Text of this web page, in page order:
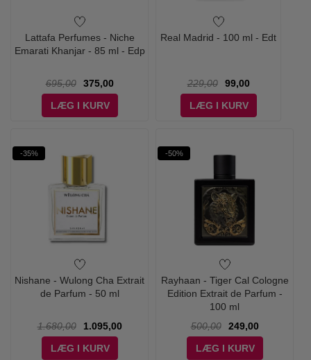
Lattafa Perfumes - Niche
Emarati Khanjar - 85 ml - Edp
695,00
375,00
LÆG I KURV
Real Madrid - 100 ml - Edt
229,00
99,00
LÆG I KURV
-35%
Nishane - Wulong Cha Extrait
de Parfum - 50 ml
1.680,00
1.095,00
LÆG I KURV
-50%
Rayhaan - Tiger Cal Cologne
Edition Extrait de Parfum -
100 ml
500,00
249,00
LÆG I KURV